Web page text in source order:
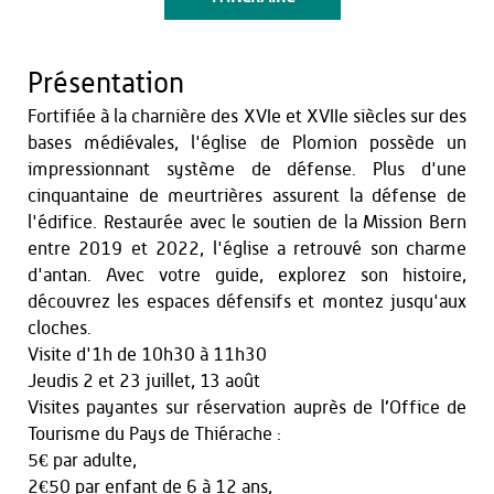
Présentation
Fortifiée à la charnière des XVIe et XVIIe siècles sur des
bases médiévales, l'église de Plomion possède un
impressionnant système de défense. Plus d'une
cinquantaine de meurtrières assurent la défense de
l'édifice. Restaurée avec le soutien de la Mission Bern
entre 2019 et 2022, l'église a retrouvé son charme
d'antan. Avec votre guide, explorez son histoire,
découvrez les espaces défensifs et montez jusqu'aux
cloches.
Visite d'1h de 10h30 à 11h30
Jeudis 2 et 23 juillet, 13 août
Visites payantes sur réservation auprès de l’Office de
Tourisme du Pays de Thiérache :
5€ par adulte,
2€50 par enfant de 6 à 12 ans,